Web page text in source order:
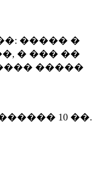
����� �
� ��� ��
�����
10 ��.